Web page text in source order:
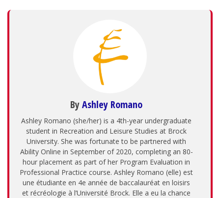
ByAshley Romano
Ashley Romano (she/her) is a 4th-year undergraduate
student in Recreation and Leisure Studies at Brock
University. She was fortunate to be partnered with
Ability Online in September of 2020, completing an 80-
hour placement as part of her Program Evaluation in
Professional Practice course. Ashley Romano (elle) est
une étudiante en 4e année de baccalauréat en loisirs
et récréologie à l’Université Brock. Elle a eu la chance